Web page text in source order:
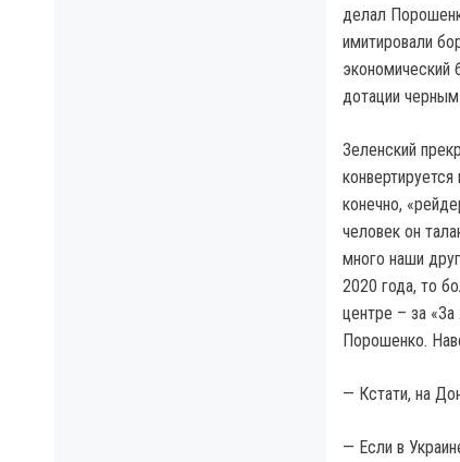
делал
имитировали
экономический
дотации
Зеленский
конечно,
человек он
много наши
2020 года, то
центре – за «За
Порошенко.
— Кстати, на
— Если в